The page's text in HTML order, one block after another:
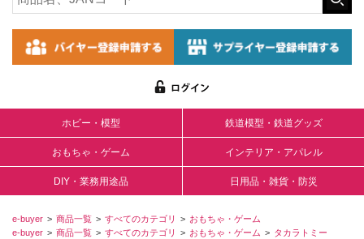
ホビー・模型 鉄道模型・鉄道グッズ
おもちゃ・ゲーム インテリア・アパレル
DIY・業務用途品 日用品・雑貨・防災
e-buyer 商品一覧 すべてのカテゴリ
おもちゃ・ゲーム
e-buyer
商品一覧 すべてのカテゴリ おもちゃ・ゲーム
タカラトミー